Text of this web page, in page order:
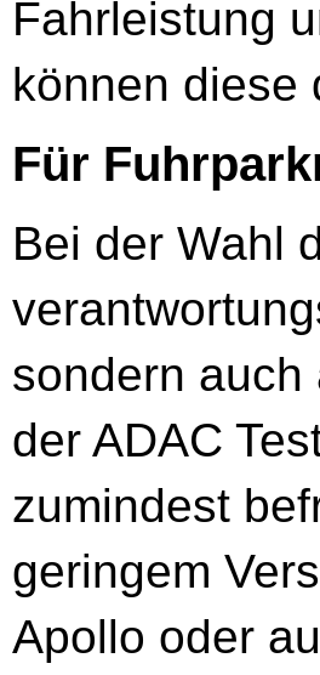
Fahrleistung
können diese
Für
Bei der Wahl
sondern auch
der ADAC
zumindest
geringem
Apollo oder